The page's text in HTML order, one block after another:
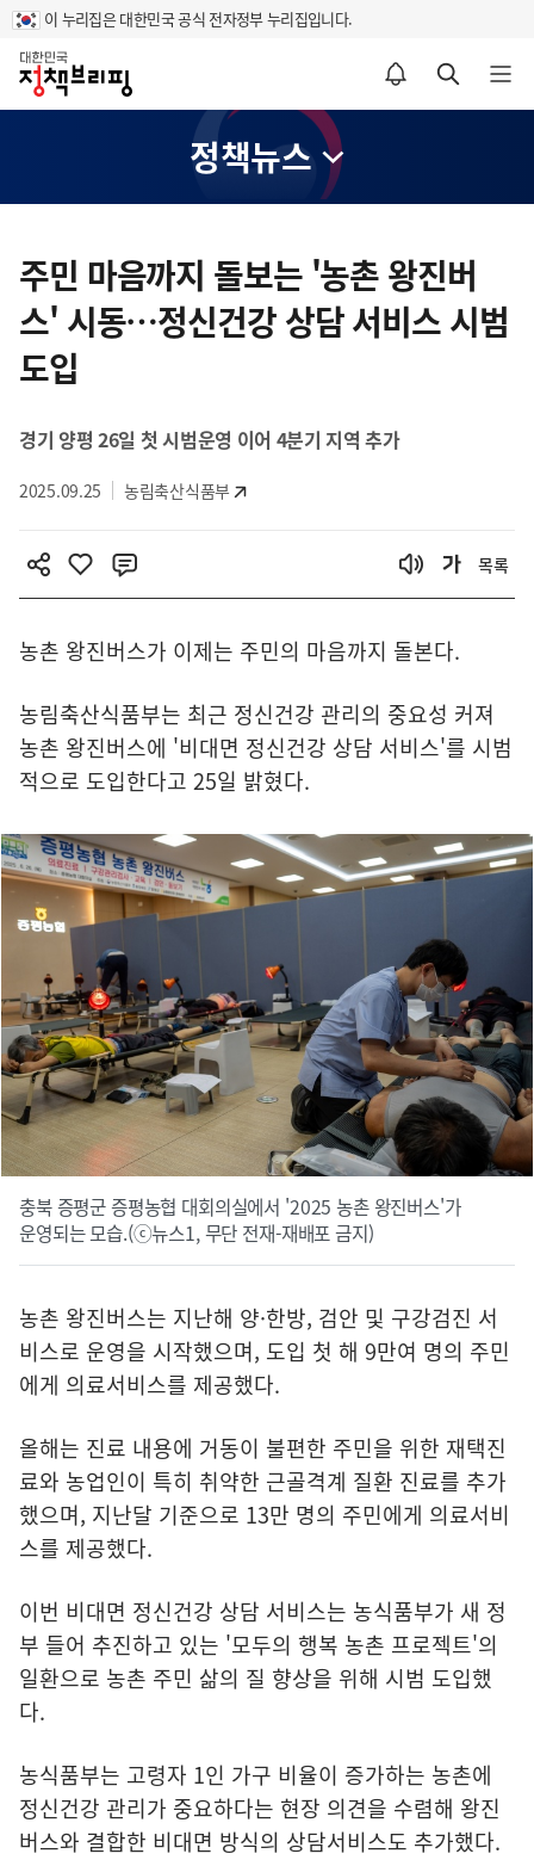
이 누리집은 대한민국 공식 전자정부 누리집입니다.
홈
알림설정 바로가기 검색 바로가기 메뉴 열기
정책뉴스
텐
츠
영
역
주민 마음까지 돌보는 '농촌 왕진버
스' 시동…정신건강 상담 서비스 시범
도입
경기 양평 26일 첫 시범운영 이어 4분기 지역 추가
2025.09.25 농림축산식품부
목록
농촌 왕진버스가 이제는 주민의 마음까지 돌본다.
농림축산식품부는 최근 정신건강 관리의 중요성 커져
농촌 왕진버스에 '비대면 정신건강 상담 서비스'를 시범
적으로 도입한다고 25일 밝혔다.
충북 증평군 증평농협 대회의실에서 '2025 농촌 왕진버스'가
운영되는 모습.(ⓒ뉴스1, 무단 전재-재배포 금지)
농촌 왕진버스는 지난해 양·한방, 검안 및 구강검진 서
비스로 운영을 시작했으며, 도입 첫 해 9만여 명의 주민
에게 의료서비스를 제공했다.
올해는 진료 내용에 거동이 불편한 주민을 위한 재택진
료와 농업인이 특히 취약한 근골격계 질환 진료를 추가
했으며, 지난달 기준으로 13만 명의 주민에게 의료서비
스를 제공했다.
이번 비대면 정신건강 상담 서비스는 농식품부가 새 정
부 들어 추진하고 있는 '모두의 행복 농촌 프로젝트'의
일환으로 농촌 주민 삶의 질 향상을 위해 시범 도입했
다.
농식품부는 고령자 1인 가구 비율이 증가하는 농촌에
정신건강 관리가 중요하다는 현장 의견을 수렴해 왕진
버스와 결합한 비대면 방식의 상담서비스도 추가했다.